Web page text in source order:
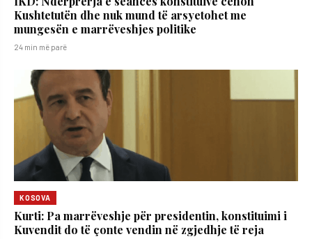
Kushtetutën dhe nuk mund të arsyetohet me
mungesën e marrëveshjes politike
24 min më parë
KOSOVA
Kurti: Pa marrëveshje për presidentin, konstituimi i
Kuvendit do të çonte vendin në zgjedhje të reja